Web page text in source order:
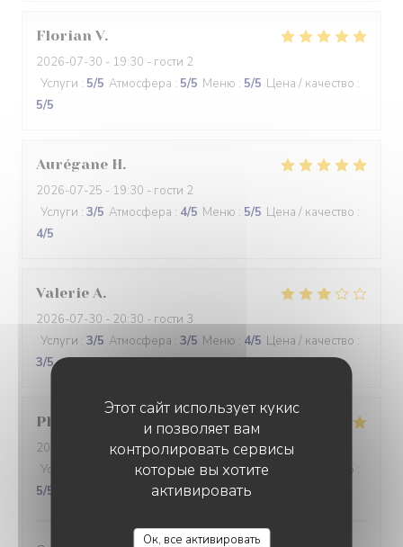
Этот сайт использует кукис
и позволяет вам
контролировать сервисы
которые вы хотите
активировать
Ок, все активировать
Florian V
2026-07-30 - 19:30 - гости 2
Услуги : 5/5 Атмосфера : 5/5 Меню : 5/5 Цена / качество :
5/5
Aurégane H
2026-07-25 - 19:30 - гости 2
Услуги : 3/5 Атмосфера : 4/5 Меню : 5/5 Цена / качество :
4/5
Valerie A
2026-07-30 - 20:30 - гости 3
Услуги : 3/5 Атмосфера : 3/5 Меню : 4/5 Цена / качество :
3/5
Philippe
2026-07-23
- 20:00 - гости 2
Услуги
Атмосфера: 5/5 Меню:5/5 Цена / качество :
5/5
MALO